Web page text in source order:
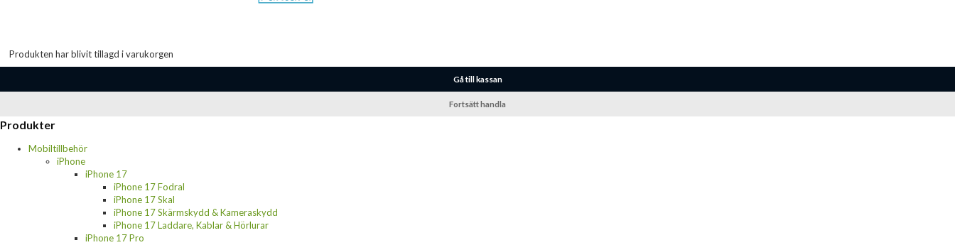
Produkten har blivit tillagd i varukorgen
Gå till kassan
Fortsätt handla
Produkter
Mobiltillbehör
iPhone
iPhone 17
iPhone 17 Fodral
iPhone 17 Skal
iPhone 17 Skärmskydd & Kameraskydd
iPhone 17 Laddare, Kablar & Hörlurar
iPhone 17 Pro